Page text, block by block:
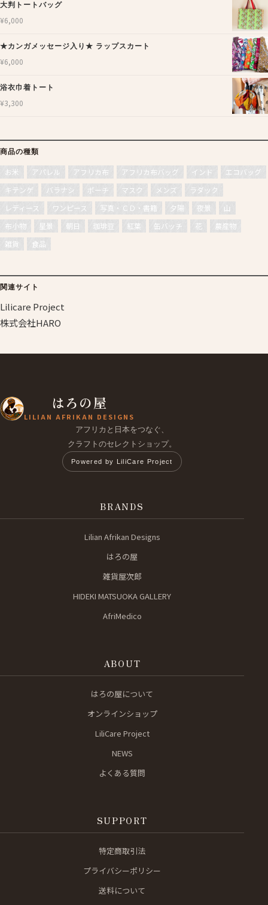
大判トートバッグ
¥6,000
★カンガメッセージ入り★ ラップスカート
¥6,000
浴衣巾着トート
¥3,300
商品の種類
お米 アパレル アフリカ布 アフリカ布バッグ インド
エコバッグ
キテンゲ
バラナシ ポーチ マスク メンズ
ラダック
レディース
ワンピース 写真・ＣＤ・書籍 夕陽 夜景
山
布小物
星景 朝日 珈琲豆 紅葉 缶バッチ 花
農産物
雑貨
食品
関連サイト
Lilicare Project
株式会社HARO
はろの屋
LILIAN AFRIKAN DESIGNS
アフリカと日本をつなぐ、
クラフトのセレクトショップ。
Powered by LiliCare Project
BRANDS
Lilian Afrikan Designs
はろの屋
雑貨屋次郎
HIDEKI MATSUOKA GALLERY
AfriMedico
ABOUT
はろの屋について
オンラインショップ
LiliCare Project
NEWS
よくある質問
SUPPORT
特定商取引法
プライバシーポリシー
送料について